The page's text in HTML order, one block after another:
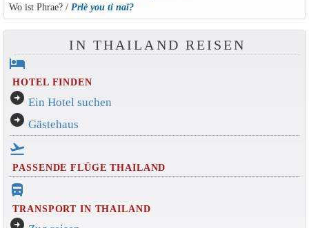
Wo ist Phrae? / Prlè you ti naï?
IN THAILAND REISEN
hotel
HOTEL FINDEN
arrow_circle_right Ein Hotel suchen
arrow_circle_right Gästehaus
flight_takeoff
PASSENDE FLÜGE THAILAND
directions_bus_filled
TRANSPORT IN THAILAND
arrow_circle_right